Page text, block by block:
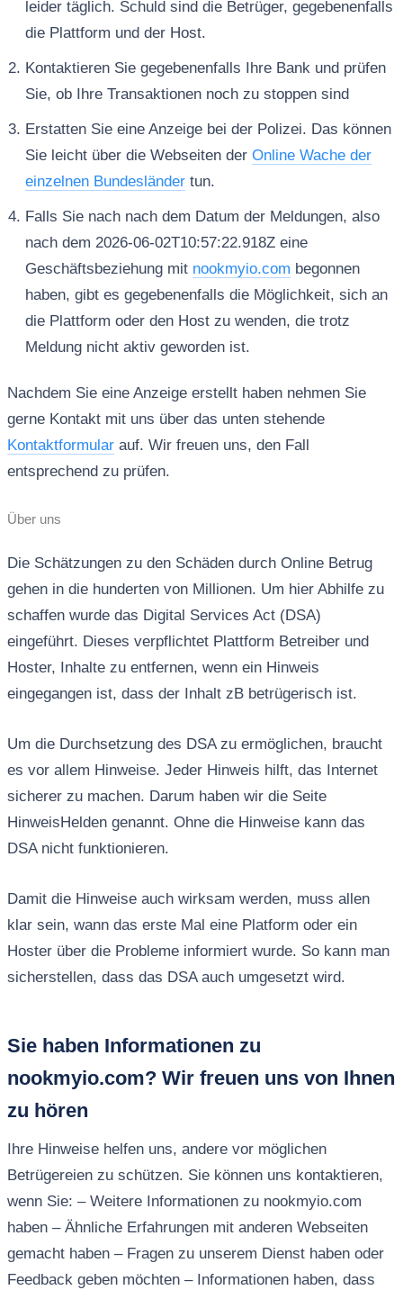
leider täglich. Schuld sind die Betrüger, gegebenenfalls
die Plattform und der Host.
Kontaktieren Sie gegebenenfalls Ihre Bank und prüfen
Sie, ob Ihre Transaktionen noch zu stoppen sind
Erstatten Sie eine Anzeige bei der Polizei. Das können
Sie leicht über die Webseiten der Online Wache der
einzelnen Bundesländertun.
Falls Sie nach nach dem Datum der Meldungen, also
nach dem 2026-06-02T10:57:22.918Z eine
Geschäftsbeziehung mit nookmyio.com begonnen
haben, gibt es gegebenenfalls die Möglichkeit, sich an
die Plattform oder den Host zu wenden, die trotz
Meldung nicht aktiv geworden ist.
Nachdem Sie eine Anzeige erstellt haben nehmen Sie
gerne Kontakt mit uns über das unten stehende
Kontaktformularauf. Wir freuen uns, den Fall
entsprechend zu prüfen.
Über uns
Die Schätzungen zu den Schäden durch Online Betrug
gehen in die hunderten von Millionen. Um hier Abhilfe zu
schaffen wurde das Digital Services Act (DSA)
eingeführt. Dieses verpflichtet Plattform Betreiber und
Hoster, Inhalte zu entfernen, wenn ein Hinweis
eingegangen ist, dass der Inhalt zB betrügerisch ist.
Um die Durchsetzung des DSA zu ermöglichen, braucht
es vor allem Hinweise. Jeder Hinweis hilft, das Internet
sicherer zu machen. Darum haben wir die Seite
HinweisHelden genannt. Ohne die Hinweise kann das
DSA nicht funktionieren.
Damit die Hinweise auch wirksam werden, muss allen
klar sein, wann das erste Mal eine Platform oder ein
Hoster über die Probleme informiert wurde. So kann man
sicherstellen, dass das DSA auch umgesetzt wird.
Sie haben Informationen zu
nookmyio.com? Wir freuen uns von Ihnen
zu hören
Ihre Hinweise helfen uns, andere vor möglichen
Betrügereien zu schützen. Sie können uns kontaktieren,
wenn Sie: – Weitere Informationen zu nookmyio.com
haben – Ähnliche Erfahrungen mit anderen Webseiten
gemacht haben – Fragen zu unserem Dienst haben oder
Feedback geben möchten – Informationen haben, dass